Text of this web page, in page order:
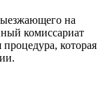
на
комиссариат
которая